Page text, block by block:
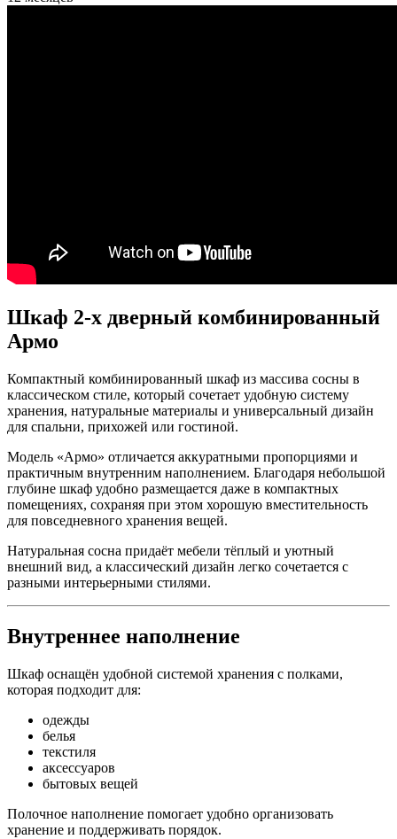
Шкаф 2-х дверный комбинированный
Армо
Компактный комбинированный шкаф из массива сосны в
классическом стиле, который сочетает удобную систему
хранения, натуральные материалы и универсальный дизайн
для спальни, прихожей или гостиной.
Модель «Армо» отличается аккуратными пропорциями и
практичным внутренним наполнением. Благодаря небольшой
глубине шкаф удобно размещается даже в компактных
помещениях, сохраняя при этом хорошую вместительность
для повседневного хранения вещей.
Натуральная сосна придаёт мебели тёплый и уютный
внешний вид, а классический дизайн легко сочетается с
разными интерьерными стилями.
Внутреннее наполнение
Шкаф оснащён удобной системой хранения с полками,
которая подходит для:
одежды
белья
текстиля
аксессуаров
бытовых вещей
Полочное наполнение помогает удобно организовать
хранение и поддерживать порядок.